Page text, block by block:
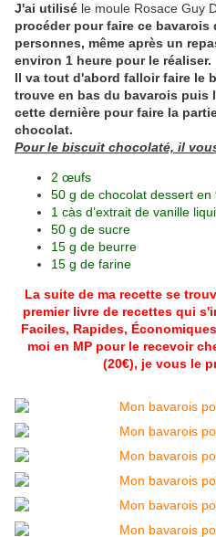
J'ai utilisé le moule Rosace Guy
procéder pour faire ce bavarois
personnes, même après un
environ 1 heure pour le réaliser.
Il va tout d'abord falloir faire le
trouve en bas du bavarois puis
cette dernière pour faire la
chocolat.
Pour le biscuit chocolaté, il
2 œufs
50 g de chocolat dessert en
1 càs d’extrait de vanille
50 g de sucre
15 g de beurre
15 g de farine
La suite de ma recette se
premier livre de recettes qui
Faciles, Rapides,
moi en MP pour le recevoir
(20€), je vous le